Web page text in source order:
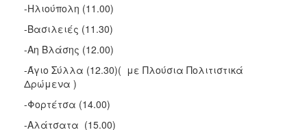
-Ηλιούπολη (11.00)
-Βασιλειές (11.30)
-Αη Βλάσης (12.00)
-Άγιο Σύλλα (12.30)( με Πλούσια Πολιτιστικά
Δρώμενα )
-Φορτέτσα (14.00)
-Αλάτσατα (15.00)